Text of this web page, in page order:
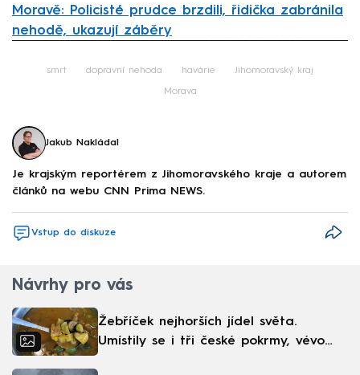
Moravě: Policisté prudce brzdili, řidička zabránila
nehodě, ukazují záběry
smrt dopravní nehoda havárie Jihomoravský kraj
Morava
Jakub Nakládal
Je krajským reportérem z Jihomoravského kraje a autorem
článků na webu CNN Prima NEWS.
Vstup do diskuze
Návrhy pro vás
Žebříček nejhorších jídel světa.
Umístily se i tři české pokrmy, vévodí